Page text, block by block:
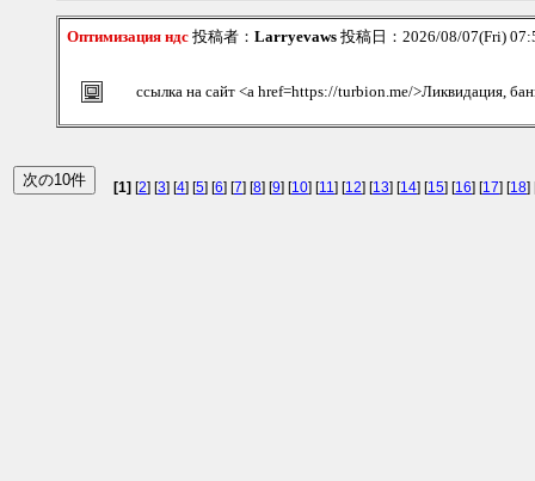
Оптимизация ндс 投稿者： Larryevaws 投稿日：2026/08/07(Fri)
ссылка на сайт <a href=https://turbion.me/>Ликвидация,
[1] [2] [3] [4] [5] [6] [7] [8] [9] [10] [11] [12] [13] [14] [15] [16] [17] [18]